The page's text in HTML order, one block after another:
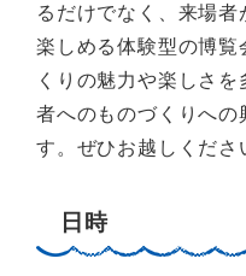
るだけでなく、来場
楽しめる体験型の博
くりの魅力や楽しさ
者へのものづくりへ
す。ぜひお越しくださ
日時